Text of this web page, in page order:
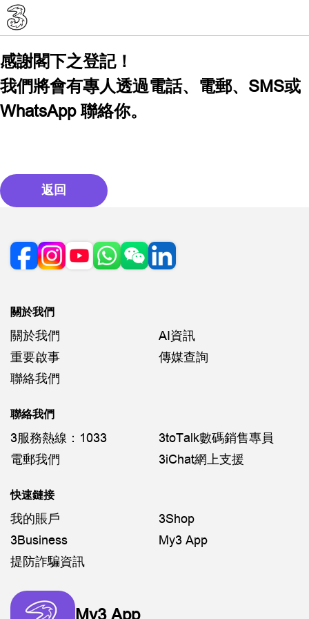
感謝閣下之登記！
我們將會有專人透過電話、電郵、SMS或
WhatsApp 聯絡你。
返回
關於我們
關於我們
AI資訊
重要啟事
傳媒查詢
聯絡我們
聯絡我們
3服務熱線：1033
3toTalk數碼銷售專員
電郵我們
3iChat網上支援
快速鏈接
我的賬戶
3Shop
3Business
My3 App
提防詐騙資訊
My3 App